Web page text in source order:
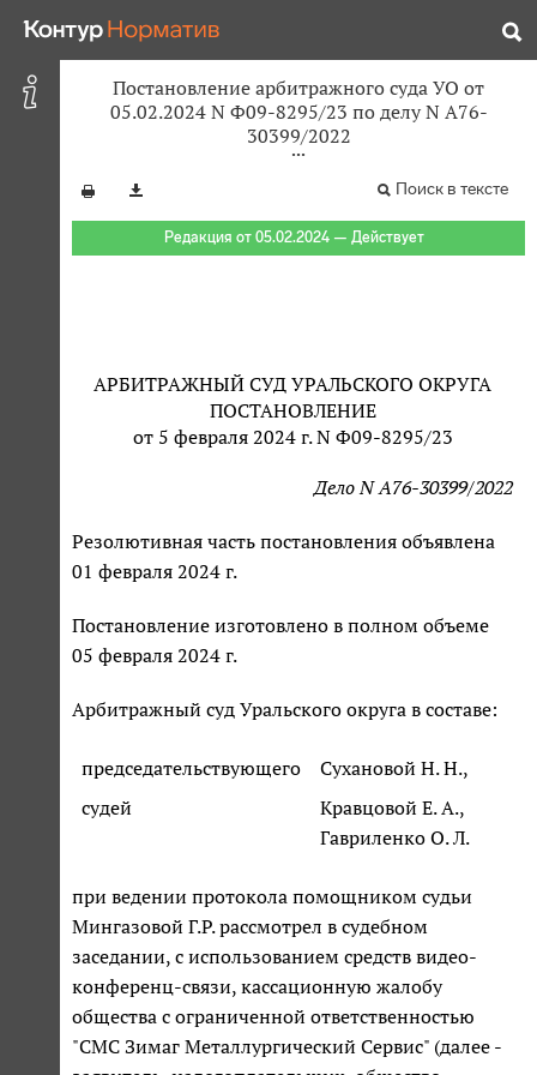
Постановление арбитражного суда УО от
05.02.2024 N Ф09-8295/23 по делу N А76-
30399/2022
Поиск в тексте
Редакция от 05.02.2024 — Действует
АРБИТРАЖНЫЙ СУД УРАЛЬСКОГО ОКРУГА
ПОСТАНОВЛЕНИЕ
от 5 февраля 2024 г. N Ф09-8295/23
Дело N А76-30399/2022
Резолютивная часть постановления объявлена
01 февраля 2024 г.
Постановление изготовлено в полном объеме
05 февраля 2024 г.
Арбитражный суд Уральского округа в составе:
председательствующего
Сухановой Н. Н.,
судей
Кравцовой Е. А.,
Гавриленко О. Л.
при ведении протокола помощником судьи
Мингазовой Г.Р. рассмотрел в судебном
заседании, с использованием средств видео-
конференц-связи, кассационную жалобу
общества с ограниченной ответственностью
"СМС Зимаг Металлургический Сервис" (далее -